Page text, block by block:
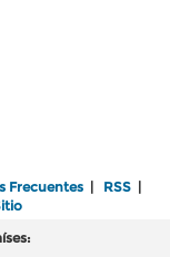
Frecuentes RSS